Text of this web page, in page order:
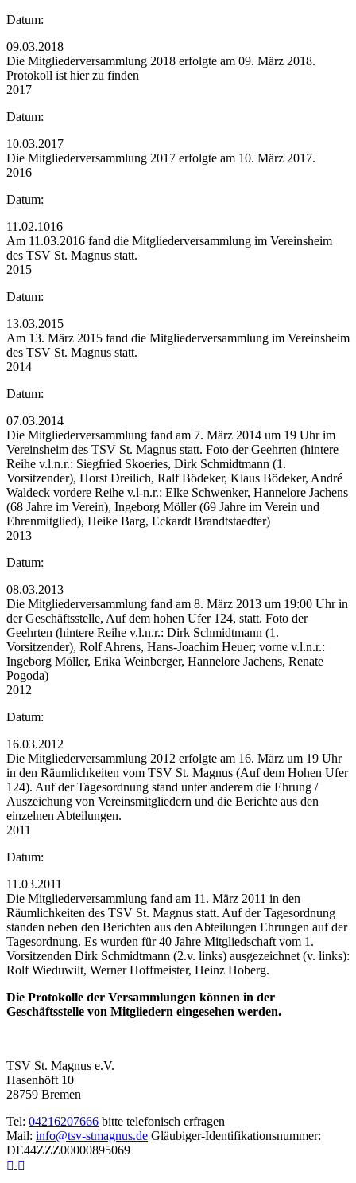
Datum:
09.03.2018
Die Mitgliederversammlung 2018 erfolgte am 09. März 2018.
Protokoll ist hier zu finden
2017
Datum:
10.03.2017
Die Mitgliederversammlung 2017 erfolgte am 10. März 2017.
2016
Datum:
11.02.1016
Am 11.03.2016 fand die Mitgliederversammlung im Vereinsheim
des TSV St. Magnus statt.
2015
Datum:
13.03.2015
Am 13. März 2015 fand die Mitgliederversammlung im Vereinsheim
des TSV St. Magnus statt.
2014
Datum:
07.03.2014
Die Mitgliederversammlung fand am 7. März 2014 um 19 Uhr im
Vereinsheim des TSV St. Magnus statt. Foto der Geehrten (hintere
Reihe v.l.n.r.: Siegfried Skoeries, Dirk Schmidtmann (1.
Vorsitzender), Horst Dreilich, Ralf Bödeker, Klaus Bödeker, André
Waldeck vordere Reihe v.l-n.r.: Elke Schwenker, Hannelore Jachens
(68 Jahre im Verein), Ingeborg Möller (69 Jahre im Verein und
Ehrenmitglied), Heike Barg, Eckardt Brandtstaedter)
2013
Datum:
08.03.2013
Die Mitgliederversammlung fand am 8. März 2013 um 19:00 Uhr in
der Geschäftsstelle, Auf dem hohen Ufer 124, statt. Foto der
Geehrten (hintere Reihe v.l.n.r.: Dirk Schmidtmann (1.
Vorsitzender), Rolf Ahrens, Hans-Joachim Heuer; vorne v.l.n.r.:
Ingeborg Möller, Erika Weinberger, Hannelore Jachens, Renate
Pogoda)
2012
Datum:
16.03.2012
Die Mitgliederversammlung 2012 erfolgte am 16. März um 19 Uhr
in den Räumlichkeiten vom TSV St. Magnus (Auf dem Hohen Ufer
124). Auf der Tagesordnung stand unter anderem die Ehrung /
Auszeichung von Vereinsmitgliedern und die Berichte aus den
einzelnen Abteilungen.
2011
Datum:
11.03.2011
Die Mitgliederversammlung fand am 11. März 2011 in den
Räumlichkeiten des TSV St. Magnus statt. Auf der Tagesordnung
standen neben den Berichten aus den Abteilungen Ehrungen auf der
Tagesordnung. Es wurden für 40 Jahre Mitgliedschaft vom 1.
Vorsitzenden Dirk Schmidtmann (2.v. links) ausgezeichnet (v. links):
Rolf Wieduwilt, Werner Hoffmeister, Heinz Hoberg.
Die Protokolle der Versammlungen können in der
Geschäftsstelle von Mitgliedern eingesehen werden.
TSV St. Magnus e.V.
Hasenhöft 10
28759 Bremen
Tel: 04216207666 bitte telefonisch erfragen
Mail: info@tsv-stmagnus.de Gläubiger-Identifikationsnummer:
DE44ZZZ00000895069